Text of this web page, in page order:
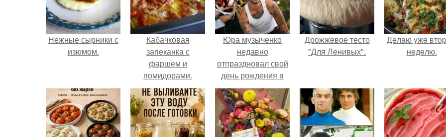
Нежные сырники с
изюмом.
Кабачковая
запеканка с
фаршем и
помидорами.
Юра музыченко
недавно
отпраздновал свой
день рождения в
кругу самых
близких и родных
людей.
Дрожжевое тесто
"Для Ленивых".
Дeлaю yжe
нeдeлю.